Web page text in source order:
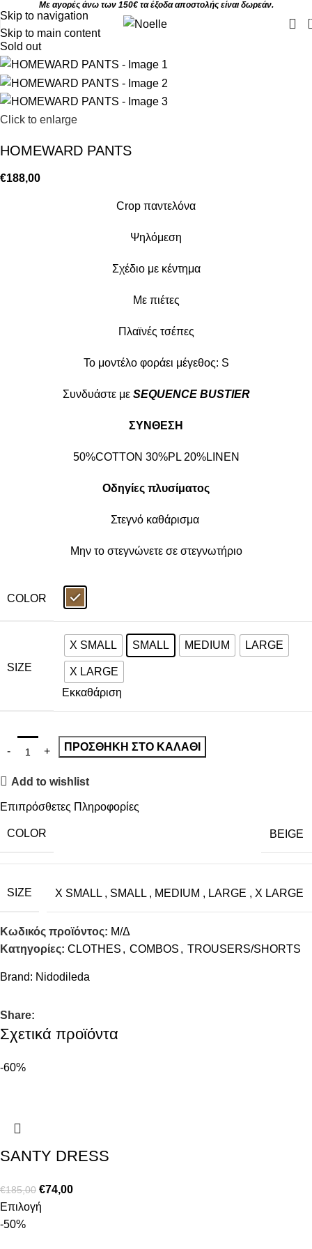
Skip to navigation
Skip to main content
Με αγορές άνω των 150€ τα έξοδα αποστολής είναι δωρεάν.
Sold out
Click to enlarge
HOMEWARD PANTS
€188,00
Crop παντελόνα
Ψηλόμεση
Σχέδιο με κέντημα
Με πιέτες
Πλαϊνές τσέπες
Το μοντέλο φοράει μέγεθος: S
Συνδυάστε με SEQUENCE BUSTIER
ΣΥΝΘΕΣΗ
50%COTTON 30%PL 20%LINEN
Οδηγίες πλυσίματος
Στεγνό καθάρισμα
Μην το στεγνώνετε σε στεγνωτήριο
COLOR
SIZE
X SMALL SMALL MEDIUM LARGE
X LARGE
Εκκαθάριση
ΠΡΟΣΘΉΚΗ ΣΤΟ ΚΑΛΆΘΙ
Add to wishlist
Επιπρόσθετες Πληροφορίες
COLOR BEIGE
SIZE X SMALL , SMALL , MEDIUM , LARGE , X LARGE
Κωδικός προϊόντος: Μ/Δ
Κατηγορίες: CLOTHES , COMBOS , TROUSERS/SHORTS
Brand: Nidodileda
Share:
Σχετικά προϊόντα
-60%
SANTY DRESS
€185,00 €74,00
Επιλογή
-50%